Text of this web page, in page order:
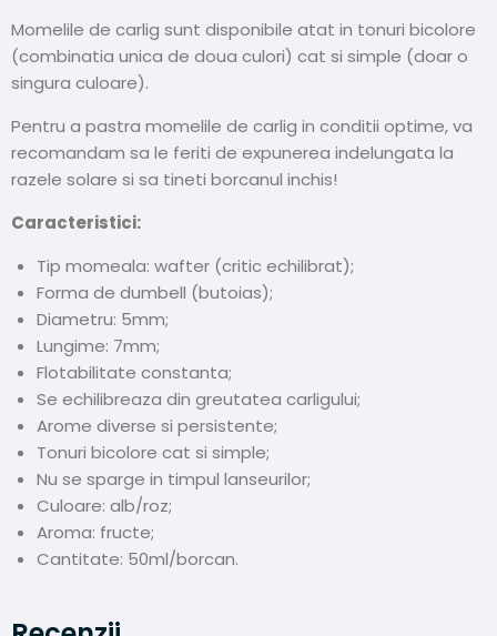
Momelile de carlig sunt disponibile atat in tonuri bicolore
(combinatia unica de doua culori) cat si simple (doar o
singura culoare).
Pentru a pastra momelile de carlig in conditii optime, va
recomandam sa le feriti de expunerea indelungata la
razele solare si sa tineti borcanul inchis!
Caracteristici:
Tip momeala: wafter (critic echilibrat);
Forma de dumbell (butoias);
Diametru: 5mm;
Lungime: 7mm;
Flotabilitate constanta;
Se echilibreaza din greutatea carligului;
Arome diverse si persistente;
Tonuri bicolore cat si simple;
Nu se sparge in timpul lanseurilor;
Culoare: alb/roz;
Aroma: fructe;
Cantitate: 50ml/borcan.